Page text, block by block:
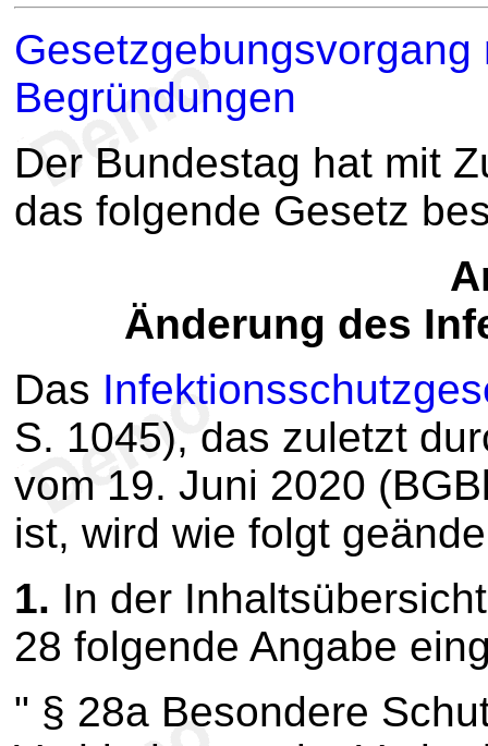
Begründungen
Der Bundestag hat mit
das folgende Gesetz
Änderung des
Das
S. 1045), das zuletzt
vom 19. Juni 2020
ist, wird wie folgt
1. In der
28 folgende Angabe
" § 28a Besondere